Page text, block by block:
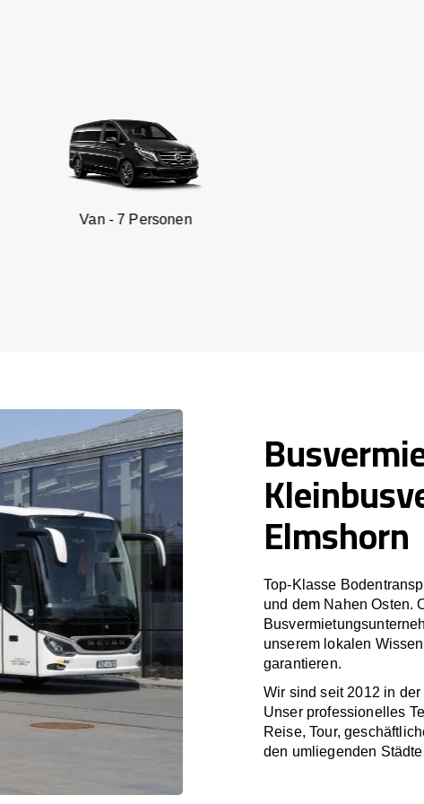
- 7 Personen SUV -
Elmshorn
Top-Klasse
und dem Nahen Osten.
unserem lokalen
garantieren.
Wir sind seit 2012 in
Unser professionelles
Reise, Tour,
den umliegenden